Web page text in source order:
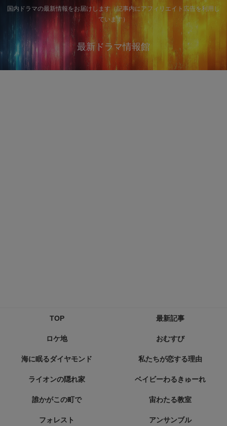
国内ドラマの最新情報をお届けします（記事内にアフィリエイト広告を利用し
ています）
最新ドラマ情報館
TOP 最新記事
ロケ地 おむすび
海に眠るダイヤモンド 私たちが恋する理由
ライオンの隠れ家 ベイビーわるきゅーれ
誰かがこの町で 宙わたる教室
フォレスト アンサンブル